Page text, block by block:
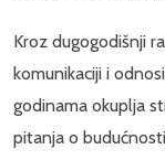
Kroz dugogodišnji
komunikaciji i
godinama okuplja
pitanja o